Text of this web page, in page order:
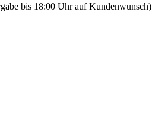
bis 18:00 Uhr auf Kundenwunsch)